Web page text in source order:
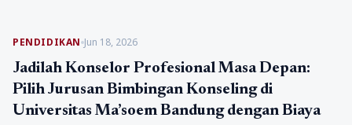
PENDIDIKAN Jun 18, 2026
Jadilah Konselor Profesional Masa Depan:
Pilih Jurusan Bimbingan Konseling di
Universitas Ma’soem Bandung dengan Biaya